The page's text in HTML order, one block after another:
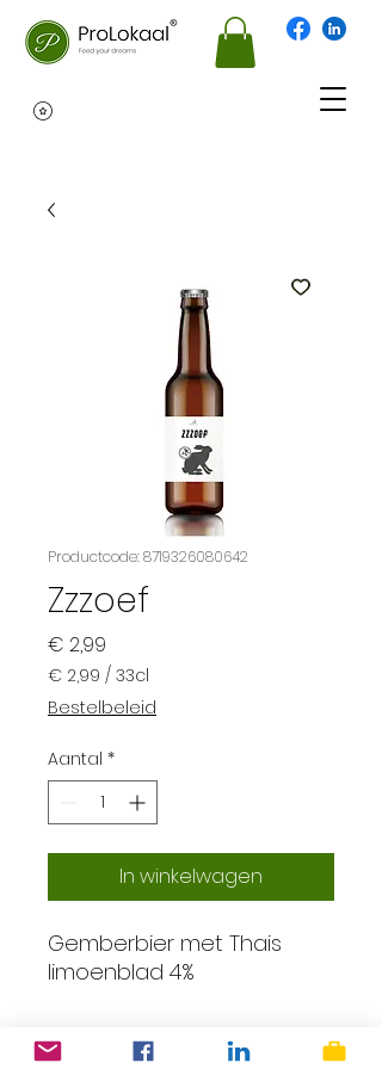
Productcode: 8719326080642
Zzzoef
€ 2,99
€ 2,99 / 33cl
€ 2,99
per
Centiliters
Bestelbeleid
Aantal *
In winkelwagen
Gemberbier met Thais
limoenblad 4%